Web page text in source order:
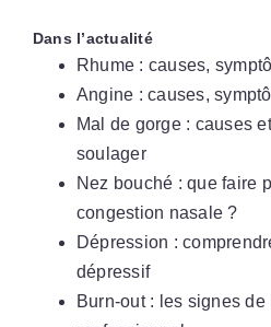
Dans l’actualité
Rhume : causes,
Angine : causes,
Mal de gorge : causes
soulager
Nez bouché : que faire
congestion nasale ?
Dépression :
dépressif
Burn-out : les signes de